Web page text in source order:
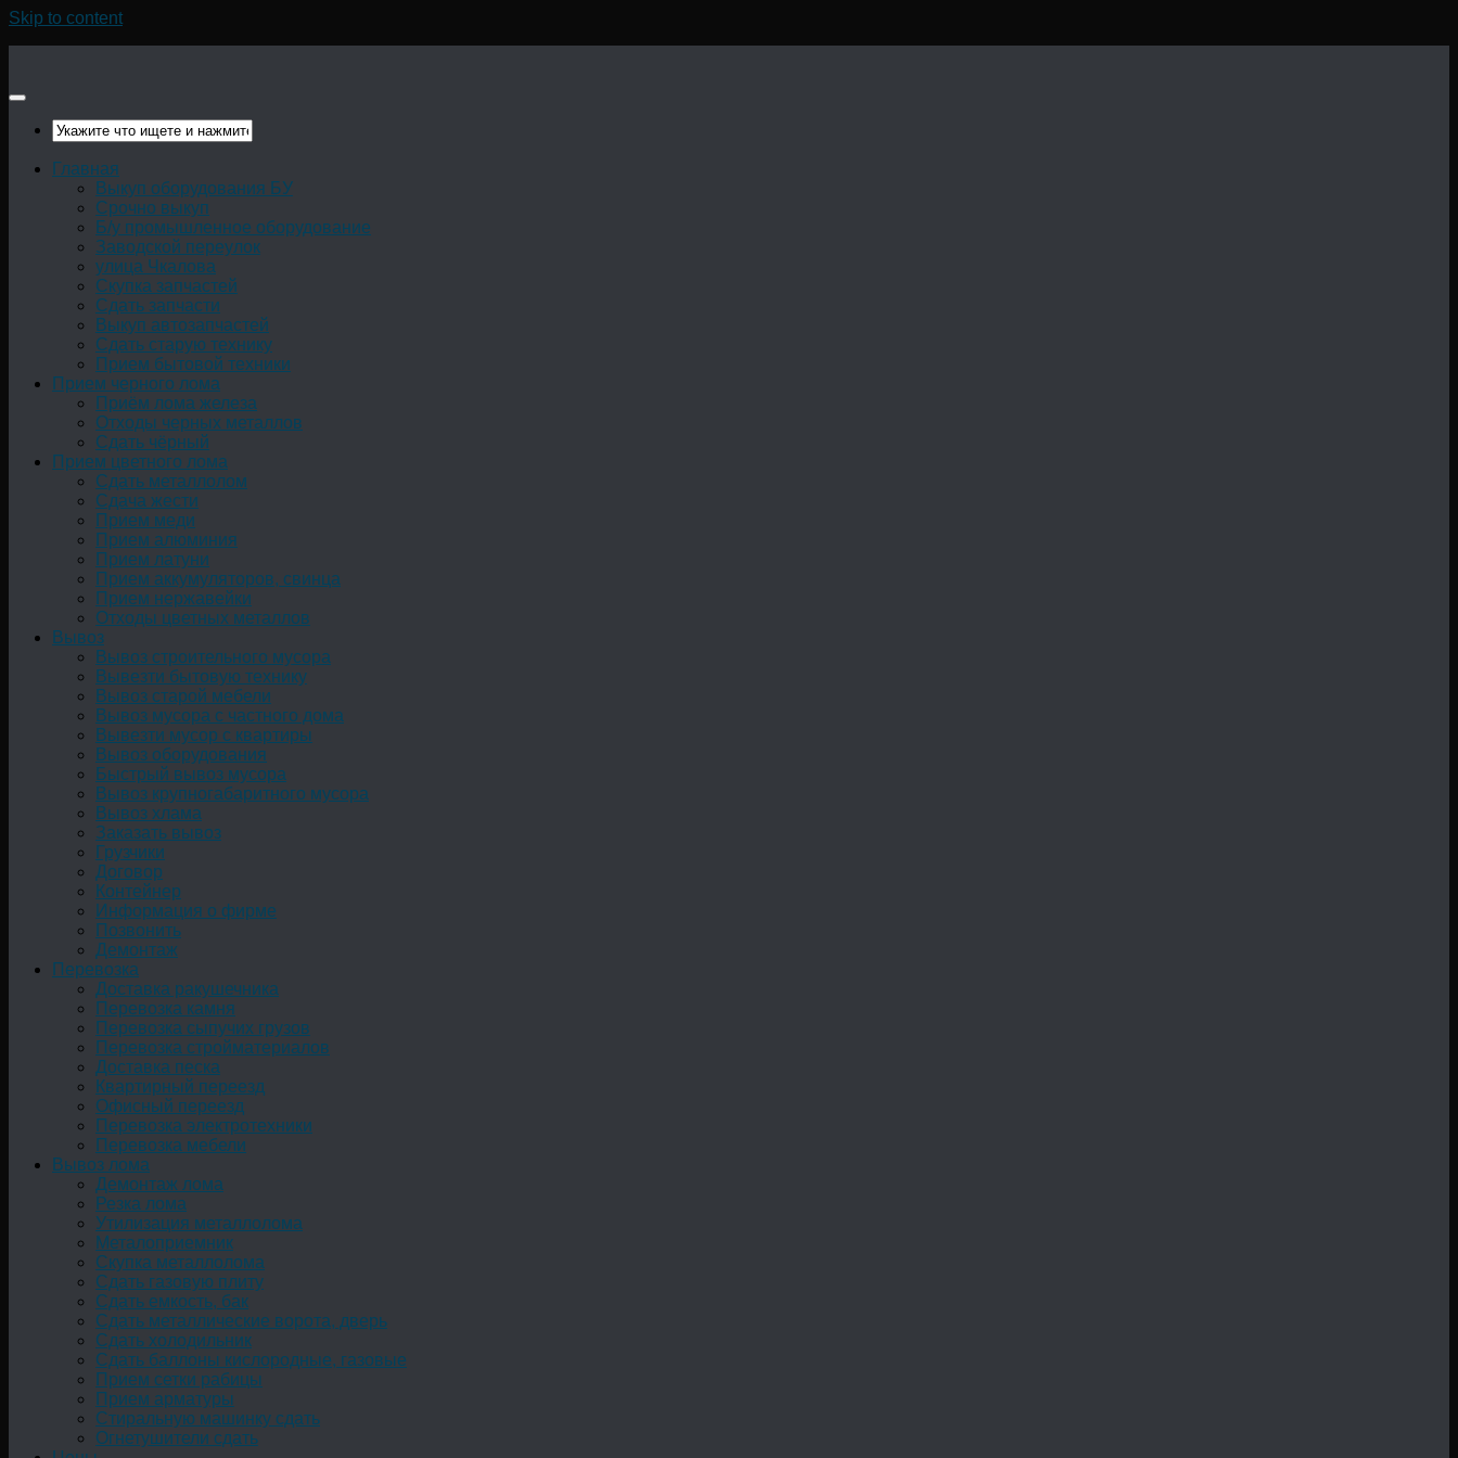
Skip to content
Главная
Выкуп оборудования БУ
Срочно выкуп
Б/у промышленное оборудование
Заводской переулок
улица Чкалова
Скупка запчастей
Сдать запчасти
Выкуп автозапчастей
Сдать старую технику
Прием бытовой техники
Прием черного лома
Приём лома железа
Отходы черных металлов
Сдать чёрный
Прием цветного лома
Сдать металлолом
Сдача жести
Прием меди
Прием алюминия
Прием латуни
Прием аккумуляторов, свинца
Прием нержавейки
Отходы цветных металлов
Вывоз
Вывоз строительного мусора
Вывезти бытовую технику
Вывоз старой мебели
Вывоз мусора с частного дома
Вывезти мусор с квартиры
Вывоз оборудования
Быстрый вывоз мусора
Вывоз крупногабаритного мусора
Вывоз хлама
Заказать вывоз
Грузчики
Договор
Контейнер
Информация о фирме
Позвонить
Демонтаж
Перевозка
Доставка ракушечника
Перевозка камня
Перевозка сыпучих грузов
Перевозка стройматериалов
Доставка песка
Квартирный переезд
Офисный переезд
Перевозка электротехники
Перевозка мебели
Вывоз лома
Демонтаж лома
Резка лома
Утилизация металлолома
Металоприемник
Скупка металлолома
Сдать газовую плиту
Сдать емкость, бак
Cдать металлические ворота, дверь
Сдать холодильник
Сдать баллоны кислородные, газовые
Прием сетки рабицы
Прием арматуры
Стиральную машинку сдать
Огнетушители сдать